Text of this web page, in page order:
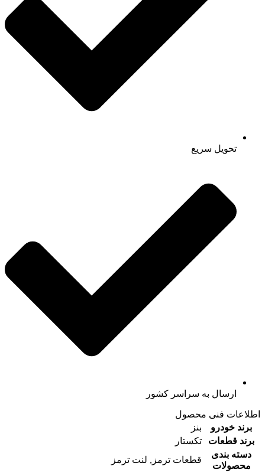
تحویل سریع
ارسال به سراسر کشور
اطلاعات فنی محصول
برند خودرو
بنز
برند قطعات
تکستار
دسته بندی
محصولات
قطعات ترمز, لنت ترمز